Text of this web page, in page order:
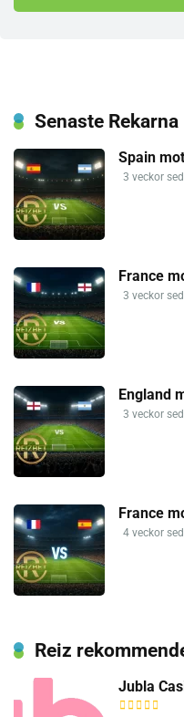
Senaste Rekarna
Spain
3 veckor
France
3 veckor
England
3 veckor
France
4 veckor
Reiz
Jubla